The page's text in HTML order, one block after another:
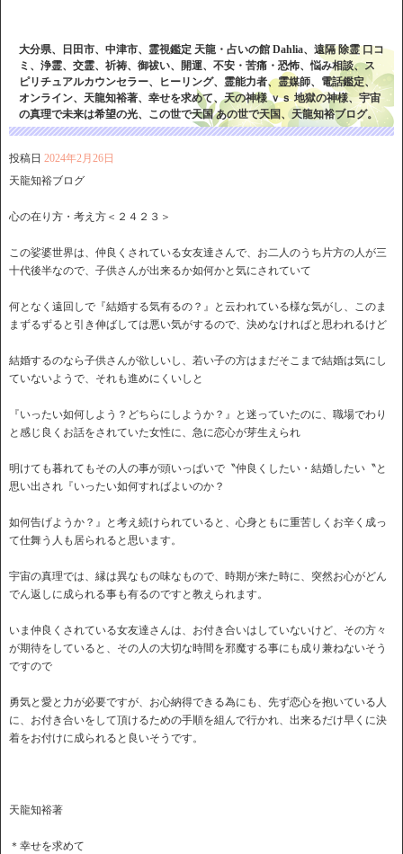
大分県、日田市、中津市、霊視鑑定 天龍・占いの館 Dahlia、遠隔 除霊 口コ
ミ、浄霊、交霊、祈祷、御祓い、開運、不安・苦痛・恐怖、悩み相談、ス
ピリチュアルカウンセラー、ヒーリング、霊能力者、霊媒師、電話鑑定、
オンライン、天龍知裕著、幸せを求めて、天の神様 ｖｓ 地獄の神様、宇宙
の真理で未来は希望の光、この世で天国 あの世で天国、天龍知裕ブログ。
投稿日 2024年2月26日
天龍知裕ブログ
心の在り方・考え方＜２４２３＞
この娑婆世界は、仲良くされている女友達さんで、お二人のうち片方の人が三
十代後半なので、子供さんが出来るか如何かと気にされていて
何となく遠回しで『結婚する気有るの？』と云われている様な気がし、このま
まずるずると引き伸ばしては悪い気がするので、決めなければと思われるけど
結婚するのなら子供さんが欲しいし、若い子の方はまだそこまで結婚は気にし
ていないようで、それも進めにくいしと
『いったい如何しよう？どちらにしようか？』と迷っていたのに、職場でわり
と感じ良くお話をされていた女性に、急に恋心が芽生えられ
明けても暮れてもその人の事が頭いっぱいで〝仲良くしたい・結婚したい〝と
思い出され『いったい如何すればよいのか？
如何告げようか？』と考え続けられていると、心身ともに重苦しくお辛く成っ
て仕舞う人も居られると思います。
宇宙の真理では、縁は異なもの味なもので、時期が来た時に、突然お心がどん
でん返しに成られる事も有るのですと教えられます。
いま仲良くされている女友達さんは、お付き合いはしていないけど、その方々
が期待をしていると、その人の大切な時間を邪魔する事にも成り兼ねないそう
ですので
勇気と愛と力が必要ですが、お心納得できる為にも、先ず恋心を抱いている人
に、お付き合いをして頂けるための手順を組んで行かれ、出来るだけ早くに決
着をお付けに成られると良いそうです。
天龍知裕著
＊幸せを求めて